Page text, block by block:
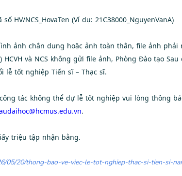
HV/NCS_HovaTen (Ví dụ: 21C38000_NguyenVanA)
ảnh chân dung hoặc ảnh toàn thân, file ảnh
HCVH và NCS không gửi file ảnh, Phòng Đào tạo
lễ tốt nghiệp Tiến sĩ – Thạc sĩ.
công tác không thể dự lễ tốt nghiệp vui lòng thông
.
triệu tập nhận bằng.
05/20/thong-bao-ve-viec-le-tot-nghiep-thac-si-tien-si-